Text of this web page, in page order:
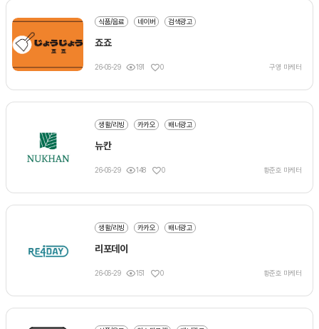
식품/음료 네이버 검색광고
죠죠
26-06-29 191 0 구영 마케터
생활/리빙 카카오 배너광고
뉴칸
26-06-29 148 0 황준호 마케터
생활/리빙 카카오 배너광고
리포데이
26-06-29 151 0 황준호 마케터